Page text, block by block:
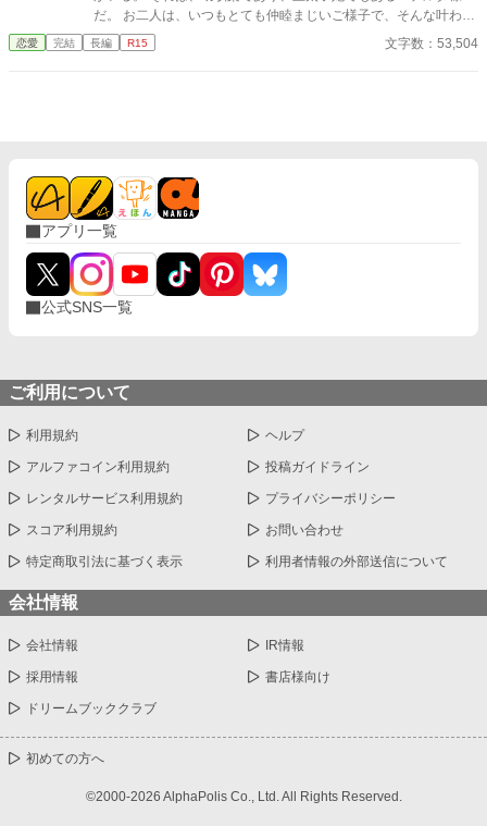
だ。 お二人は、いつもとても仲睦まじいご様子で、そんな叶わぬ
お二人の恋をそっと見守るのが私の日常だった。 そんなある日、
夜会にめったに顔を出さない王太子殿下に、ダンスに誘われて。
恋愛 完結 長編 R15 文字数：53,504
アプリ一覧
公式SNS一覧
ご利用について
利用規約 ヘルプ
アルファコイン利用規約 投稿ガイドライン
レンタルサービス利用規約 プライバシーポリシー
スコア利用規約 お問い合わせ
特定商取引法に基づく表示 利用者情報の外部送信について
会社情報
会社情報 IR情報
採用情報 書店様向け
ドリームブッククラブ
初めての方へ
©2000-2026 AlphaPolis Co., Ltd. All Rights Reserved.